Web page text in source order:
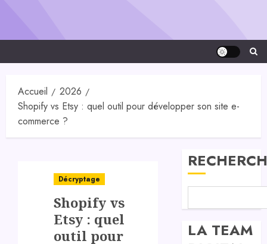
Accueil
2026
Shopify vs Etsy : quel outil pour développer son site e-
commerce ?
Décryptage
Shopify vs
Etsy : quel
outil pour
LA TEAM